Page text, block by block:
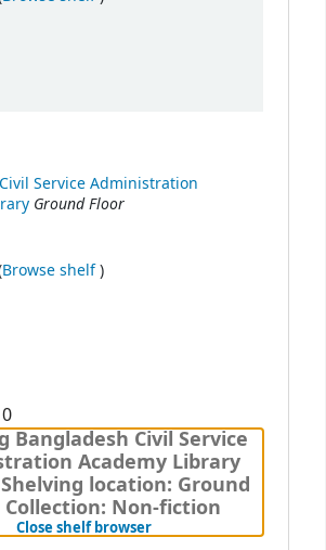
Service Administration
Ground Floor
Browse shelf(Opens below)
)
Bangladesh Civil Service
Academy Library
location: Ground
Collection: Non-fiction
Close shelf browser(Hides shelf browser)